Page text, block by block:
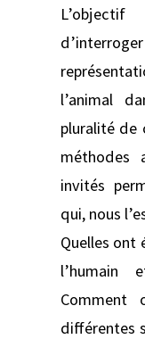
l’animal
pluralité de
méthodes
invités
qui, nous
Quelles ont
l’humain
Comment
différentes